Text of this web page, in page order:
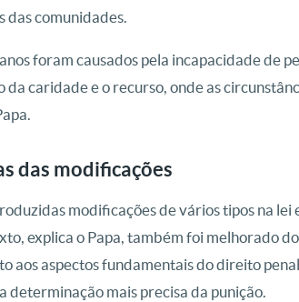
das comunidades.
foram causados pela incapacidade de
da caridade e o recurso, onde as
das modificações
modificações de vários tipos na lei
explica o Papa, também foi melhorado
aos aspectos fundamentais do direito
determinação mais precisa da punição.